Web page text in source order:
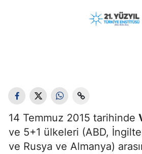
14 Temmuz 2015 tarihinde
ve 5+1 ülkeleri (ABD,
ve Rusya ve Almanya)